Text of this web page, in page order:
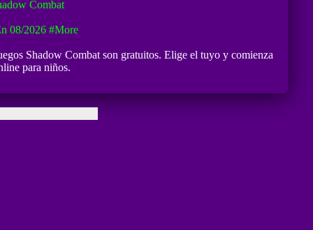
Combat
08/2026 #more
Shadow Combat son gratuitos. Elige el tuyo y comienza
para niños.